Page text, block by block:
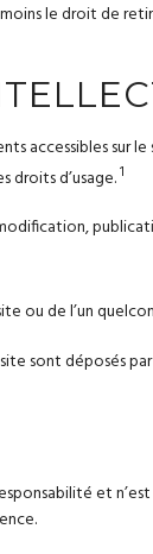
le droit de
accessibles sur
d’usage.1
ou de l’un
sont déposés
et